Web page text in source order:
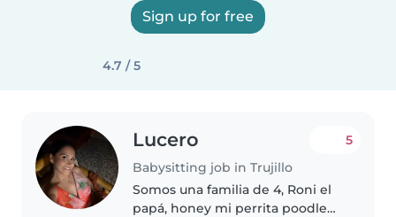
Sign up for free
4.7 / 5
Lucero
Babysitting job in Trujillo
5
Somos una familia de 4, Roni el
papá, honey mi perrita poodle